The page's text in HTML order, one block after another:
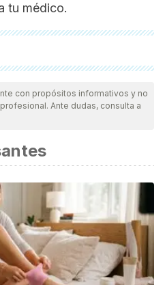
tu médico.
revisadas a profundidad por
su calidad, confiabilidad,
de este artículo fue
J. H. (2010). Halitosis. In Practical
Esophagus and
9781444327311.ch26
(2008). Halitosis (breath odor).
doi.org/10.1111/j.1600-
con propósitos informativos y no
Ante dudas, consulta a